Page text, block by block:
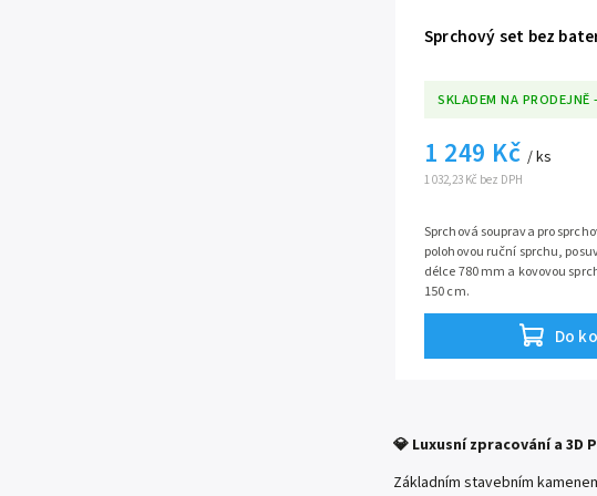
Sprchový set bez
SKLADEM NA PRODEJNĚ
1 032,23 Kč bez DPH
1 249 Kč / ks
Do
Sprchová souprava pro
polohovou ruční sprchu,
délce 780 mm a kovovou
150 cm.
Rozteč montážních otvorů
💎 Luxusní zpracování a 3D
Základním stavebním